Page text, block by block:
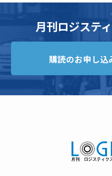
月刊ロジステ
購読のお申し込